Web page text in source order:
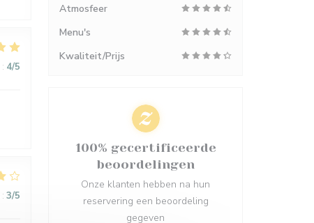
: 4/5
: 3/5
Atmosfeer
Menu's
Kwaliteit/Prijs
100% gecertificeerde
beoordelingen
Onze klanten hebben na hun
reservering een beoordeling
gegeven